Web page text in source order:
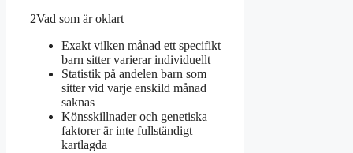
2Vad som är oklart
Exakt vilken månad ett specifikt
barn sitter varierar individuellt
Statistik på andelen barn som
sitter vid varje enskild månad
saknas
Könsskillnader och genetiska
faktorer är inte fullständigt
kartlagda